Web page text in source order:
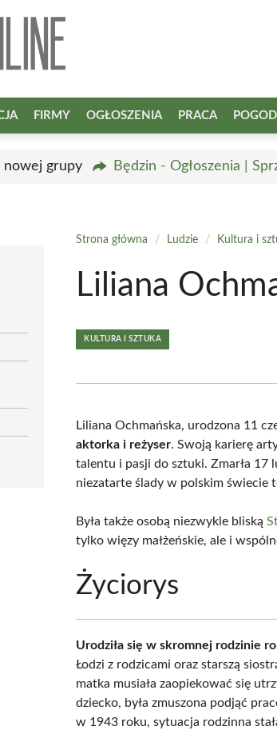
FIRMY OGŁOSZENIA PRACA
nowej grupy Będzin - Ogłoszenia |
Strona główna / Ludzie / Kultura i
Liliana
KULTURA I SZTUKA
Liliana Ochmańska, urodzona 11
aktorka i reżyser. Swoją karierę
talentu i pasji do sztuki. Zmarła 17
niezatarte ślady w polskim świecie
Była także osobą niezwykle bliską
tylko więzy małżeńskie, ale i
Życiorys
Urodziła się w skromnej rodzinie
Łodzi z rodzicami oraz starszą
matka musiała zaopiekować się
dziecko, była zmuszona podjąć
w 1943 roku, sytuacja rodzinna